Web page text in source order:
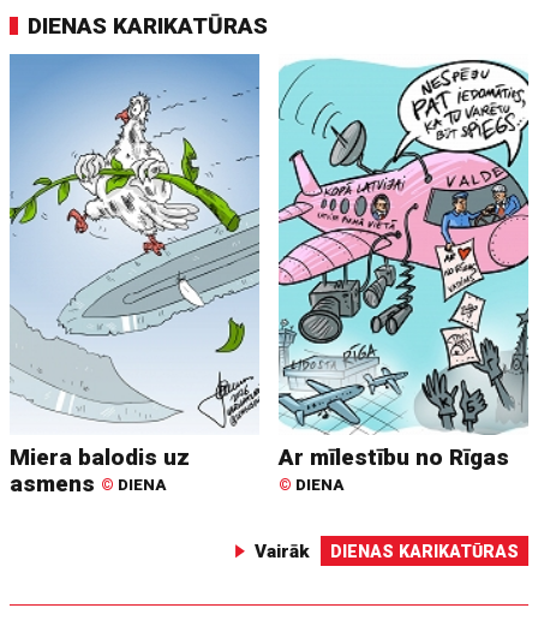
DIENAS KARIKATŪRAS
Miera balodis uz
asmens © DIENA
Ar mīlestību no Rīgas
© DIENA
Vairāk DIENAS KARIKATŪRAS